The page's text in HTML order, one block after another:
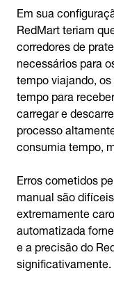
Em sua
RedMart teriam
corredores de
necessários para
tempo viajando,
tempo para
carregar e
processo
consumia tempo,
Erros cometidos
manual são
extremamente
automatizada
e a precisão do
significativamente.